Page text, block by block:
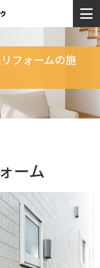
フォームの施
ーム